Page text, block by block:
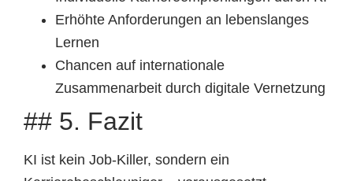
Erhöhte Anforderungen an lebenslanges
Lernen
Chancen auf internationale
Zusammenarbeit durch digitale Vernetzung
## 5. Fazit
KI ist kein Job-Killer, sondern ein